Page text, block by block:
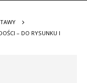
– DO RYSUNKU I